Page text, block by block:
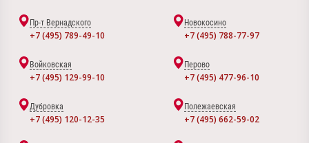
Пр-т Вернадского
+7 (495) 789-49-10
Новокосино
+7 (495) 788-77-97
Войковская
+7 (495) 129-99-10
Перово
+7 (495) 477-96-10
Дубровка
+7 (495) 120-12-35
Полежаевская
+7 (495) 662-59-02